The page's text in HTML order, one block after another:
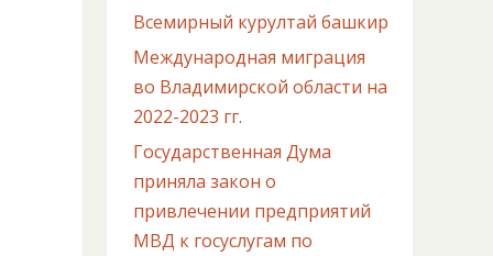
Всемирный курултай башкир
Международная миграция
во Владимирской области на
2022-2023 гг.
Государственная Дума
приняла закон о
привлечении предприятий
МВД к госуслугам по